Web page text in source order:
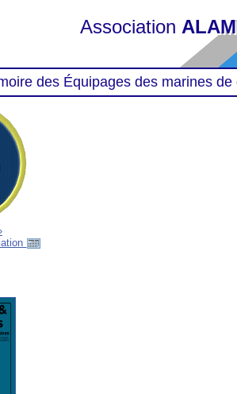
Association
des Équipages des marines